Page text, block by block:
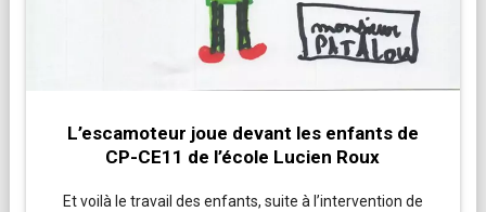
L’escamoteur joue devant les enfants de
CP-CE11 de l’école Lucien Roux
Et voilà le travail des enfants, suite à l’intervention de